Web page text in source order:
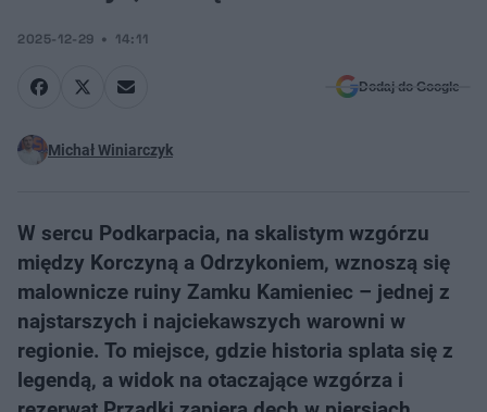
2025-12-29 14:11
Dodaj do Google
Michał Winiarczyk
W sercu Podkarpacia, na skalistym wzgórzu
między Korczyną a Odrzykoniem, wznoszą się
malownicze ruiny Zamku Kamieniec – jednej z
najstarszych i najciekawszych warowni w
regionie. To miejsce, gdzie historia splata się z
legendą, a widok na otaczające wzgórza i